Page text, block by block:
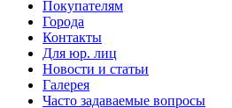
Покупателям
Города
Контакты
Для юр. лиц
Новости и статьи
Галерея
Часто задаваемые вопросы